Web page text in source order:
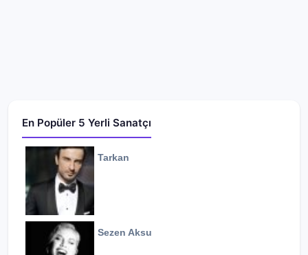
En Popüler 5 Yerli Sanatçı
Tarkan
Sezen Aksu